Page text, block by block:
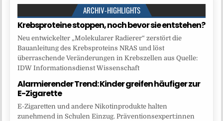
ARCHIV-HIGHLIGHTS
Krebsproteine stoppen, noch bevor sie entstehen?
Neu entwickelter „Molekularer Radierer“ zerstört die
Bauanleitung des Krebsproteins NRAS und löst
überraschende Veränderungen in Krebszellen aus Quelle:
IDW Informationsdienst Wissenschaft
Alarmierender Trend: Kinder greifen häufiger zur
E-Zigarette
E-Zigaretten und andere Nikotinprodukte halten
zunehmend in Schulen Einzug. Präventionsexpert:innen